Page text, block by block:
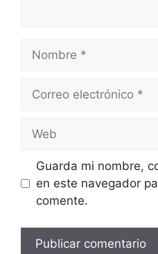
Nombre
Correo
Web
Guarda mi nombre,
en este navegador
comente.